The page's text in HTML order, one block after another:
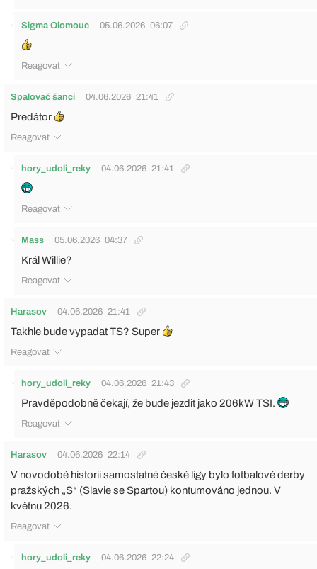
Sigma Olomouc 05.06.2026 06:07
Reagovat
Spalovač šancí 04.06.2026 21:41
Predátor
Reagovat
hory_udoli_reky 04.06.2026 21:41
Reagovat
Mass 05.06.2026 04:37
Král Willie?
Reagovat
Harasov 04.06.2026 21:41
Takhle bude vypadat TS? Super
Reagovat
hory_udoli_reky 04.06.2026 21:43
Pravděpodobně čekají, že bude jezdit jako 206kW TSI.
Reagovat
Harasov 04.06.2026 22:14
V novodobé historii samostatné české ligy bylo fotbalové derby
pražských „S“ (Slavie se Spartou) kontumováno jednou. V
květnu 2026.
Reagovat
hory_udoli_reky 04.06.2026 22:24